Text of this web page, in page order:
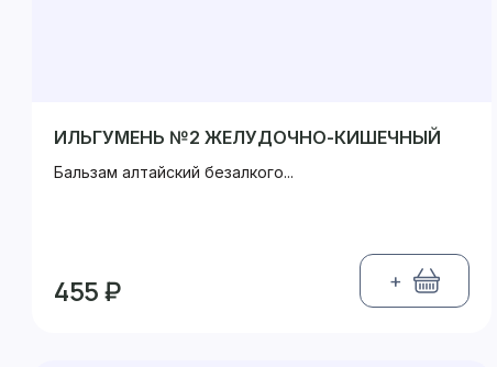
ИЛЬГУМЕНЬ №2 ЖЕЛУДОЧНО-КИШЕЧНЫЙ
Бальзам алтайский безалкого...
455 ₽ +